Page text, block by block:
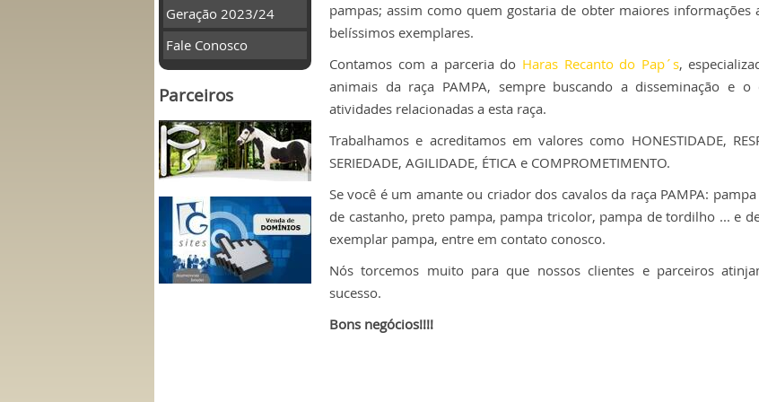
Geração 2023/24
Fale Conosco
Parceiros
pampas; assim como quem gostaria de obter maiores informações
belíssimos exemplares.
Contamos com a parceria do Haras Recanto do Pap´s,
animais da raça PAMPA, sempre buscando a disseminação e o
atividades relacionadas a esta raça.
Trabalhamos e acreditamos em valores como HONESTIDADE,
SERIEDADE, AGILIDADE, ÉTICA e COMPROMETIMENTO.
Se você é um amante ou criador dos cavalos da raça PAMPA:
de castanho, preto pampa, pampa tricolor, pampa de tordilho ... e
exemplar pampa, entre em contato conosco.
Nós torcemos muito para que nossos clientes e parceiros
sucesso.
Bons negócios!!!!